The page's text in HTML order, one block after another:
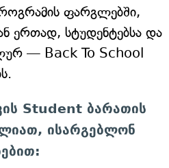
ფარგლებში,
ერთად, სტუდენტებსა და
— Back To School
Student ბარათის
ისარგებლონ